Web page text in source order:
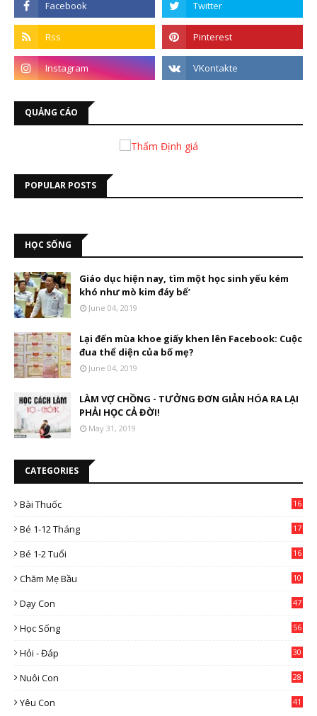
QUẢNG CÁO
POPULAR POSTS
HỌC SỐNG
Giáo dục hiện nay, tìm một học sinh yếu kém
khó như mò kim đáy bể’
June 04, 2019
Lại đến mùa khoe giấy khen lên Facebook: Cuộc
đua thể diện của bố mẹ?
June 04, 2019
LÀM VỢ CHỒNG - TƯỞNG ĐƠN GIẢN HÓA RA LẠI
PHẢI HỌC CẢ ĐỜI!
May 31, 2019
CATEGORIES
Bài Thuốc
16
Bé 1-12 Tháng 17
Bé 1-2 Tuổi 16
Chăm Mẹ Bầu
10
Dạy Con
47
Học Sống 56
Hỏi - Đáp 30
Nuôi Con
28
Yêu Con
41